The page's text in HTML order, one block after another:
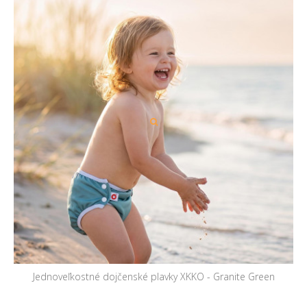
Jednoveľkostné dojčenské plavky XKKO - Granite Green